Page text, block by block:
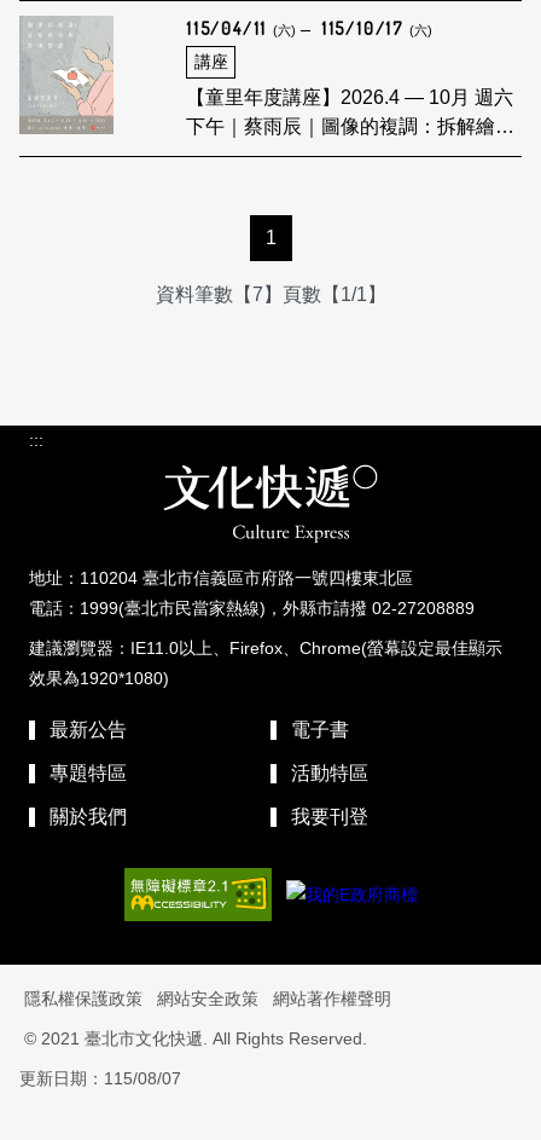
115/04/11 (六) 115/10/17 (六)
講座
【童里年度講座】2026.4 — 10月 週六
下午｜蔡雨辰｜圖像的複調：拆解繪本
與跨域對讀
1
資料筆數【7】頁數【1/1】
:::
地址：110204 臺北市信義區市府路一號四樓東北區
電話：1999(臺北市民當家熱線)，外縣市請撥 02-27208889
建議瀏覽器：IE11.0以上、Firefox、Chrome(螢幕設定最佳顯示
效果為1920*1080)
最新公告 電子書
專題特區 活動特區
關於我們 我要刊登
隱私權保護政策 網站安全政策 網站著作權聲明
© 2021 臺北市文化快遞. All Rights Reserved.
更新日期：115/08/07